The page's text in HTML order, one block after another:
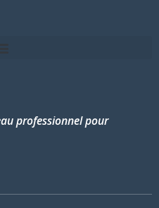
professionnel pour